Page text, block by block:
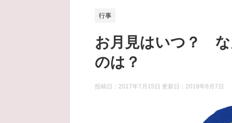
行事
お月見はいつ？ な
のは？
投稿日：2017年7月15日 更新日： 2018年8月7日